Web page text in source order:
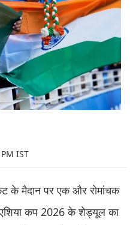
IST
के मैदान पर एक और रोमांचक
एशिया कप 2026 के शेड्यूल का